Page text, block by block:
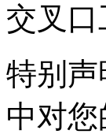
交叉口
特别
中对